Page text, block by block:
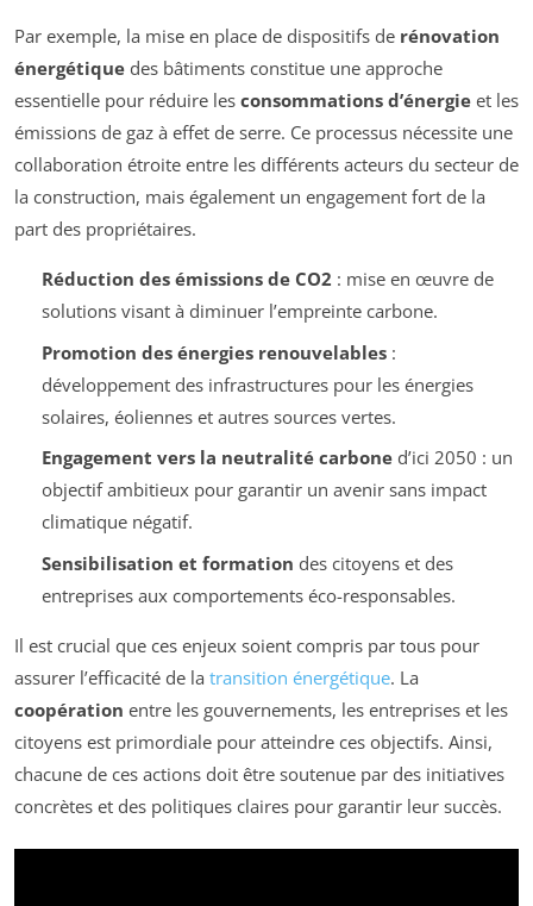
Par exemple, la mise en place de dispositifs de rénovation
énergétique des bâtiments constitue une approche
essentielle pour réduire les consommations d’énergie et les
émissions de gaz à effet de serre. Ce processus nécessite une
collaboration étroite entre les différents acteurs du secteur de
la construction, mais également un engagement fort de la
part des propriétaires.
Réduction des émissions de CO2 : mise en œuvre de
solutions visant à diminuer l’empreinte carbone.
Promotion des énergies renouvelables:
développement des infrastructures pour les énergies
solaires, éoliennes et autres sources vertes.
Engagement vers la neutralité carboned’ici 2050 : un
objectif ambitieux pour garantir un avenir sans impact
climatique négatif.
Sensibilisation et formation des citoyens et des
entreprises aux comportements éco-responsables.
Il est crucial que ces enjeux soient compris par tous pour
assurer l’efficacité de la transition énergétique. La
coopération entre les gouvernements, les entreprises et les
citoyens est primordiale pour atteindre ces objectifs. Ainsi,
chacune de ces actions doit être soutenue par des initiatives
concrètes et des politiques claires pour garantir leur succès.